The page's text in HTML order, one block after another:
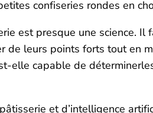
confiseries rondes en
est presque une science. Il
de leurs points forts tout en
elle capable de
et d’intelligence